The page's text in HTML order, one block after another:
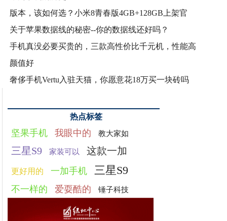
版本，该如何选？小米8青春版4GB+128GB上架官
关于苹果数据线的秘密--你的数据线还好吗？
手机真没必要买贵的，三款高性价比千元机，性能高
颜值好
奢侈手机Vertu入驻天猫，你愿意花18万买一块砖吗
热点标签
坚果手机 我眼中的 教大家如
三星S9 家装可以 这款一加
更好用的 一加手机 三星S9
不一样的 爱耍酷的 锤子科技